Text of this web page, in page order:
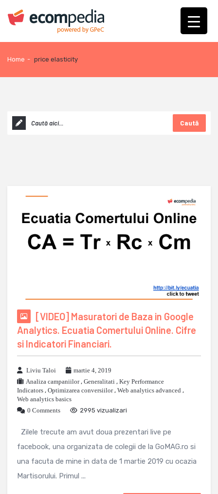
Home - price elasticity
Caută
[VIDEO] Masuratori de Baza in Google
Analytics. Ecuatia Comertului Online. Cifre
si Indicatori Financiari.
Liviu Taloi
martie 4, 2019
Analiza campaniilor, Generalitati , Key Performance
Indicators , Optimizarea conversiilor, Web analytics advanced ,
Web analytics basics
0 Comments
2995 vizualizari
Zilele trecute am avut doua prezentari live pe
facebook, una organizata de colegii de la GoMAG.ro si
una facuta de mine in data de 1 martie 2019 cu ocazia
Martisorului. Primul ...